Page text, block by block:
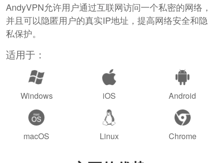
AndyVPN允许用户通过互联网访问一个私密的网络，
并且可以隐匿用户的真实IP地址，提高网络安全和隐
私保护。
适用于：
Windows iOS Android
macOS Linux Chrome